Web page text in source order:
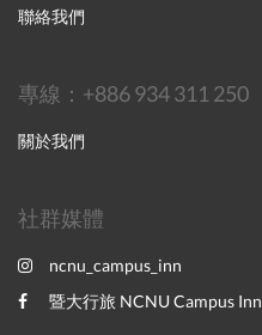
聯絡我們
專線：+886 934 311 250
關於我們
社群媒體
ncnu_campus_inn
暨大行旅 NCNU Campus Inn